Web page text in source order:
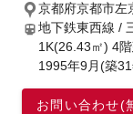
京都府京都市左
地下鉄東西線 /
1K(26.43㎡) 4
1995年9月(築
お問い合わせ(